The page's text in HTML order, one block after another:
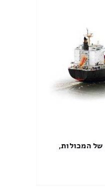
של המכולות,